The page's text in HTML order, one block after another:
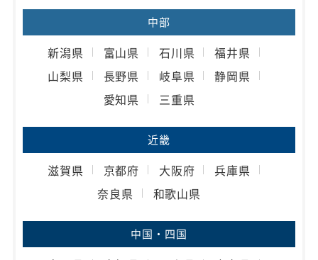
中部
新潟県 富山県 石川県
福井県
山梨県
長野県 岐阜県
静岡県
愛知県
三重県
近畿
滋賀県 京都府 大阪府
兵庫県
奈良県
和歌山県
中国・四国